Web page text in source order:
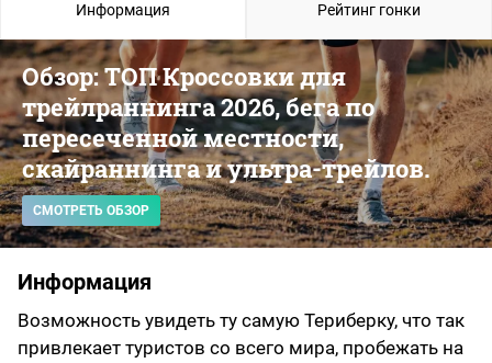
Обзор: ТОП Кроссовки для
трейлраннинга 2026, бега по
пересеченной местности,
скайраннинга и ультра-трейлов.
СМОТРЕТЬ ОБЗОР
Информация
Возможность увидеть ту самую Териберку, что так
привлекает туристов со всего мира, пробежать на
Информация Рейтинг гонки